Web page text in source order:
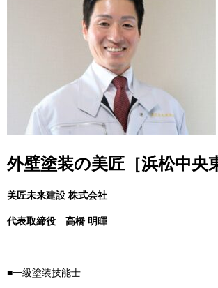
外壁塗装の美匠［浜松中央
美匠未来建設 株式会社
代表取締役 高橋 明暉
■一級塗装技能士